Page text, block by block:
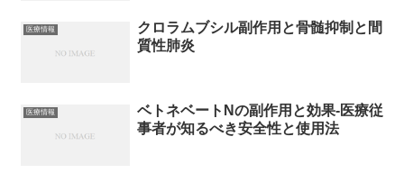
医療情報
クロラムブシル副作用と骨髄抑制と間
質性肺炎
医療情報
ベトネベートNの副作用と効果‐医療従
事者が知るべき安全性と使用法